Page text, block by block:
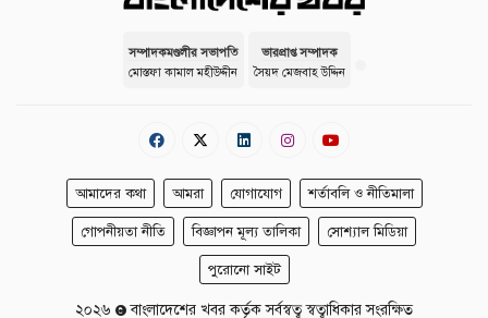
সম্পাদকমণ্ডলীর সভাপতি
মোস্তফা কামাল মহীউদ্দীন
ভারপ্রাপ্ত সম্পাদক
সৈয়দ মেজবাহ উদ্দিন
আমাদের কথা আমরা যোগাযোগ শর্তাবলি ও নীতিমালা
গোপনীয়তা নীতি বিজ্ঞাপন মূল্য তালিকা সোশ্যাল মিডিয়া
পুরোনো সাইট
২০২৬ বাংলাদেশের খবর কর্তৃক সর্বস্বত্ব স্বত্বাধিকার সংরক্ষিত